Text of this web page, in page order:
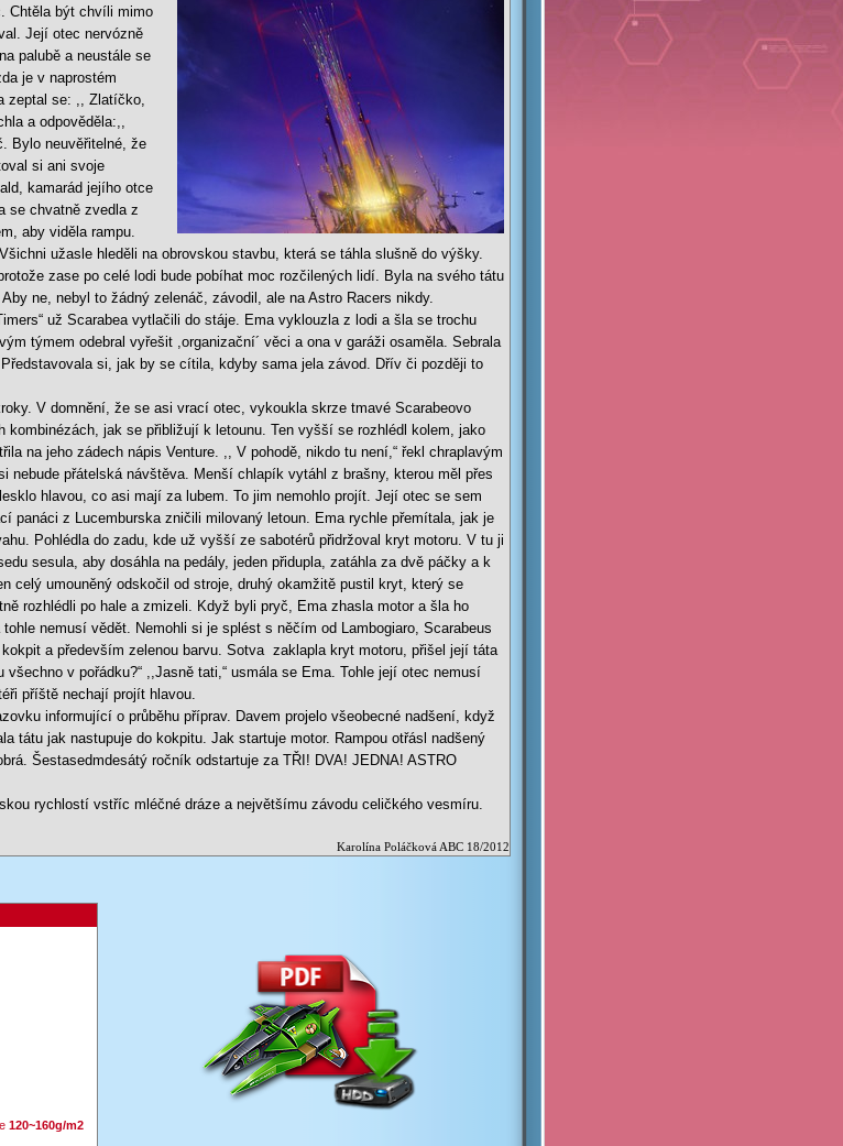
Chtěla být chvíli mimo
Její otec nervózně
palubě a neustále se
je v naprostém
zeptal se: ,, Zlatíčko,
a odpověděla:,,
Bylo neuvěřitelné, že
si ani svoje
kamarád jejího otce
se chvatně zvedla z
aby viděla rampu.
užasle hleděli na obrovskou stavbu, která se táhla slušně do výšky.
zase po celé lodi bude pobíhat moc rozčilených lidí. Byla na svého tátu
ne, nebyl to žádný zelenáč, závodil, ale na Astro Racers nikdy.
už Scarabea vytlačili do stáje. Ema vyklouzla z lodi a šla se trochu
týmem odebral vyřešit ,organizační´ věci a ona v garáži osaměla. Sebrala
si, jak by se cítila, kdyby sama jela závod. Dřív či později to
V domnění, že se asi vrací otec, vykoukla skrze tmavé Scarabeovo
jak se přibližují k letounu. Ten vyšší se rozhlédl kolem, jako
na jeho zádech nápis Venture. ,, V pohodě, nikdo tu není,“ řekl chraplavým
nebude přátelská návštěva. Menší chlapík vytáhl z brašny, kterou měl přes
hlavou, co asi mají za lubem. To jim nemohlo projít. Její otec se sem
panáci z Lucemburska zničili milovaný letoun. Ema rychle přemítala, jak je
Pohlédla do zadu, kde už vyšší ze sabotérů přidržoval kryt motoru. V tu ji
sesula, aby dosáhla na pedály, jeden přidupla, zatáhla za dvě páčky a k
celý umouněný odskočil od stroje, druhý okamžitě pustil kryt, který se
rozhlédli po hale a zmizeli. Když byli pryč, Ema zhasla motor a šla ho
nemusí vědět. Nemohli si je splést s něčím od Lambogiaro, Scarabeus
a především zelenou barvu. Sotva zaklapla kryt motoru, přišel její táta
v pořádku?“ ,,Jasně tati,“ usmála se Ema. Tohle její otec nemusí
příště nechají projít hlavou.
informující o průběhu příprav. Davem projelo všeobecné nadšení, když
tátu jak nastupuje do kokpitu. Jak startuje motor. Rampou otřásl nadšený
Šestasedmdesátý ročník odstartuje za TŘI! DVA! JEDNA! ASTRO
rychlostí vstříc mléčné dráze a největšímu závodu celičkého vesmíru.
Karolína Poláčková ABC 18/2012
120~160g/m2